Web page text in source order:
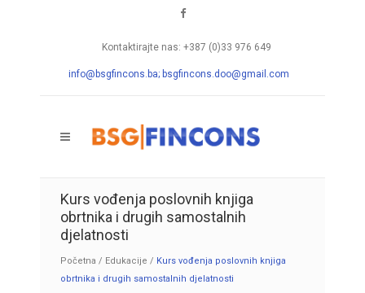
Kontaktirajte nas: +387 (0)33 976 649
info@bsgfincons.ba; bsgfincons.doo@gmail.com
Kurs vođenja poslovnih knjiga
obrtnika i drugih samostalnih
djelatnosti
Početna / Edukacije / Kurs vođenja poslovnih knjiga
obrtnika i drugih samostalnih djelatnosti